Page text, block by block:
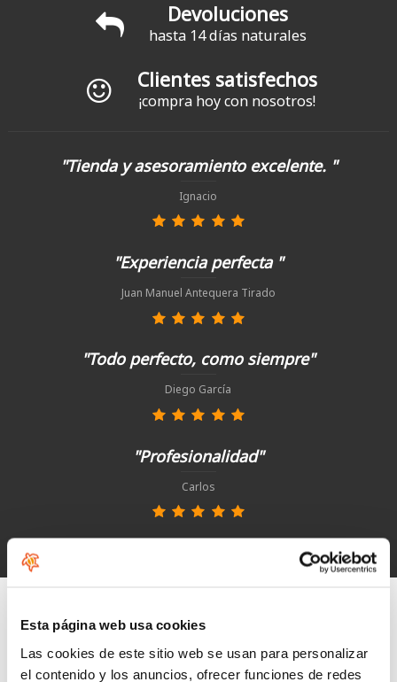
Esta página web usa cookies
Las cookies de este sitio web se usan para personalizar
el contenido y los anuncios, ofrecer funciones de redes
Devoluciones
hasta 14 días naturales
Clientes satisfechos
¡compra hoy con nosotros!
"Tienda y asesoramiento excelente. "
Ignacio
"Experiencia perfecta "
Juan Manuel Antequera Tirado
"Todo perfecto, como siempre"
Diego García
"Profesionalidad"
Carlos